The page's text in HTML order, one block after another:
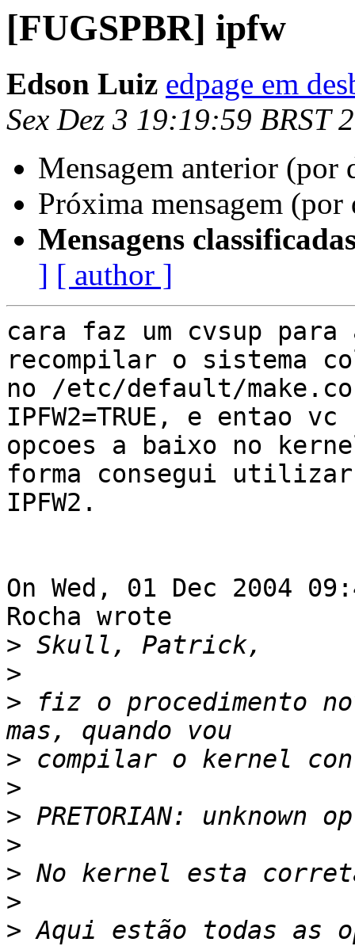
[FUGSPBR] ipfw
Edson Luiz edpage em
Sex Dez 3 19:19:59 BRST
Mensagem anterior (por
Próxima mensagem
Mensagens
] [ author ]
cara faz um cvsup
recompilar o sistema
no /etc/default/
IPFW2=TRUE, e entao
opcoes a baixo no
forma consegui
IPFW2.
On Wed, 01 Dec 2004
Rocha wrote
>
>
> fiz o procedimento
>
>
>
>
>
>
> Aqui estão todas as